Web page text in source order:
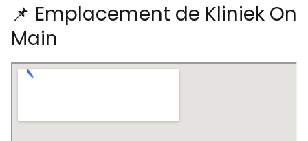
📌 Emplacement de Kliniek On
Main